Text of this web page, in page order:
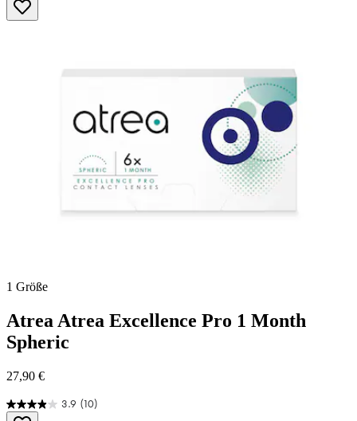
1 Größe
AtreaAtrea Excellence Pro 1 Month
Spheric
27,90 €
3.9 (10)
3.9